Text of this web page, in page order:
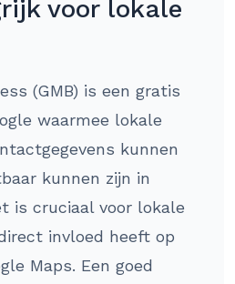
voor lokale
(GMB) is een gratis
waarmee lokale
kunnen
kunnen zijn in
is cruciaal voor lokale
invloed heeft op
Maps. Een goed